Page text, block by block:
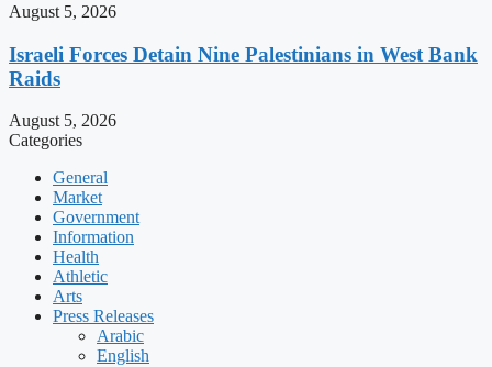
August 5, 2026
Israeli Forces Detain Nine Palestinians in West Bank
Raids
August 5, 2026
Categories
General
Market
Government
Information
Health
Athletic
Arts
Press Releases
Arabic
English